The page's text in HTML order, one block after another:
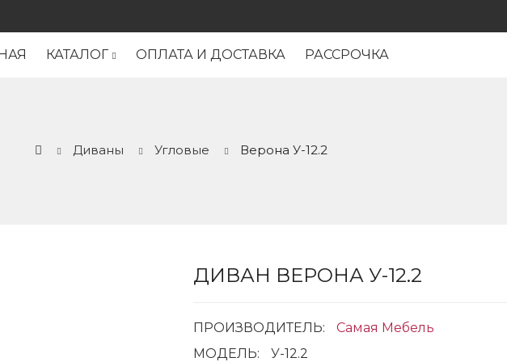
КАТАЛОГ ОПЛАТА И ДОСТАВКА РАССРОЧКА
Диваны Угловые Верона У-12.2
ДИВАН ВЕРОНА У-12.2
ПРОИЗВОДИТЕЛЬ:
Самая Мебель
МОДЕЛЬ:
У-12.2